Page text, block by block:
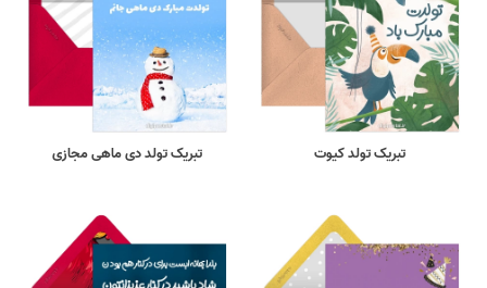
تبریک تولد کیوت تبریک تولد دی ماهی مجازی